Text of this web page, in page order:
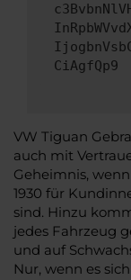
CiAgfQp9
VW Tiguan
auch mit
Geheimnis,
1930 für
sind. Hinzu
jedes Fahrzeug
und auf
Nur, wenn es